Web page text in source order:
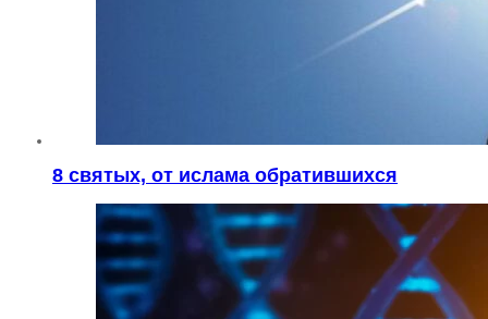
8 святых, от ислама обратившихся